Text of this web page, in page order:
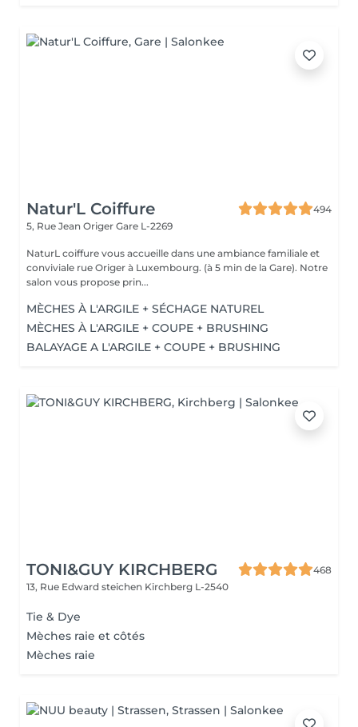
Natur'L Coiffure
494
5, Rue Jean Origer Gare L-2269
NaturL coiffure vous accueille dans une ambiance familiale et
conviviale rue Origer à Luxembourg. (à 5 min de la Gare). Notre
salon vous propose prin...
MÈCHES À L'ARGILE + SÉCHAGE NATUREL
MÈCHES À L'ARGILE + COUPE + BRUSHING
BALAYAGE A L'ARGILE + COUPE + BRUSHING
TONI&GUY KIRCHBERG
468
13, Rue Edward steichen Kirchberg L-2540
Tie & Dye
Mèches raie et côtés
Mèches raie